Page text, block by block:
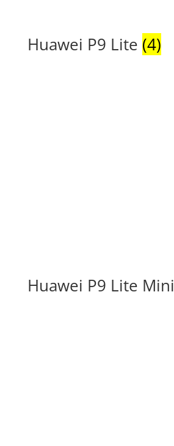
Huawei P9 Lite (4)
Huawei P9 Lite Mini